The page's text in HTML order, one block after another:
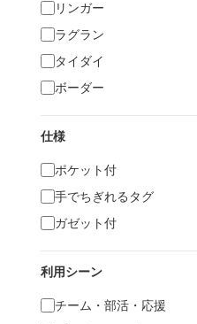
リンガー
ラグラン
タイダイ
ボーダー
仕様
ポケット付
手でちぎれるタグ
ガゼット付
利用シーン
チーム・部活・応援